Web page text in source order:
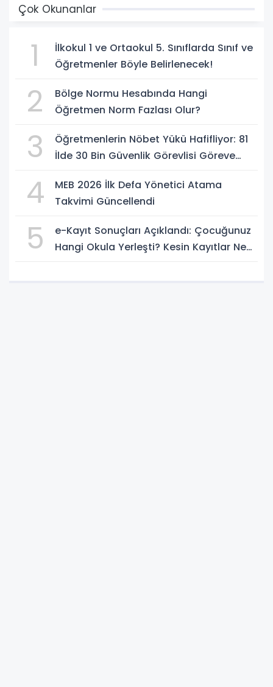
Çok Okunanlar
1
İlkokul 1 ve Ortaokul 5. Sınıflarda Sınıf ve
Öğretmenler Böyle Belirlenecek!
2
Bölge Normu Hesabında Hangi
Öğretmen Norm Fazlası Olur?
3
Öğretmenlerin Nöbet Yükü Hafifliyor: 81
İlde 30 Bin Güvenlik Görevlisi Göreve
4
MEB 2026 İlk Defa Yönetici Atama
Takvimi Güncellendi
5
e-Kayıt Sonuçları Açıklandı: Çocuğunuz
Hangi Okula Yerleşti? Kesin Kayıtlar Ne